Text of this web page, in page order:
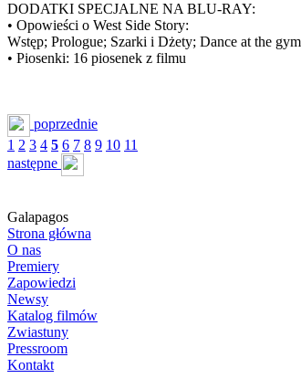
DODATKI SPECJALNE NA BLU-RAY:
• Opowieści o West Side Story:
Wstęp; Prologue; Szarki i Dżety; Dance at the
• Piosenki: 16 piosenek z filmu
poprzednie
1 2 3 4 5 6 7 8 9 10 11
następne
Galapagos
Strona główna
O nas
Premiery
Zapowiedzi
Newsy
Katalog filmów
Zwiastuny
Pressroom
Kontakt